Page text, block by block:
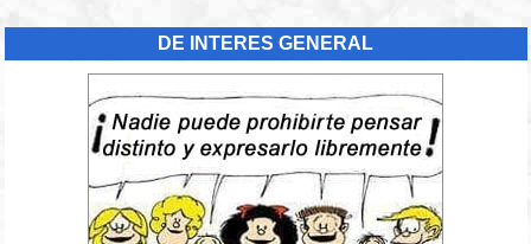
DE INTERES GENERAL